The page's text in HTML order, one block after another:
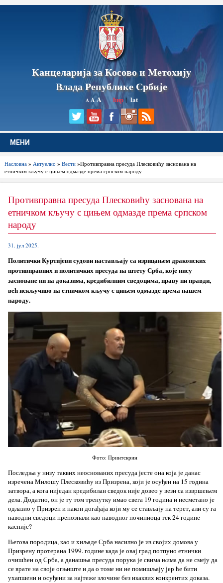
Канцеларија за Косово и Метохију
Влада Републике Србије
A AA ћир|lat
МЕНИ
Насловна» Актуелно » Вести»Противправна пресуда Плесковићу заснована на
етничком кључу с цињем одмазде према српском народу
Противправна пресуда Плесковићу заснована на
етничком кључу с цињем одмазде према српском
народу
31. јул 2025.
Политички Куртијеви судови настављају са изрицањем драконских
противправних и политичких пресуда на штету Срба, које нису
засноване ни на доказима, кредибилним сведоцима, праву ни правди,
већ искључиво на етничком кључу с цињем одмазде према нашем
народу.
Фото: Принтскрин
Последња у низу таквих неоснованих пресуда јесте она која је данас
изречена Милошу Плесковићу из Призрена, који је осуђен на 15 година
затвора, а кога ниједан кредибилан сведок није довео у вези са извршењем
дела. Додатно, он је ту том тренутку имао свега 19 година и несметано је
одлазио у Призрен и након догађаја који му се стављају на терет, али су га
наводни сведоци препознали као наводног починиоца тек 24 године
касније?
Његова породица, као и хиљаде Срба насилно је из својих домова у
Призрену протерана 1999. године када је овај град потпуно етнички
очишћен од Срба, а данашња пресуда порука је свима њима да не смеју да
се врате на своје огњиште и да о томе ни не помишљају јер ће бити
ухапшени и осуђени за најтеже злочине без икаквих конкрентих доказа.